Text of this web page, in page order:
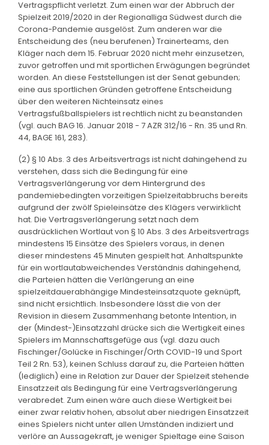
Vertragspflicht verletzt. Zum einen war der Abbruch der
Spielzeit 2019/2020 in der Regionalliga Südwest durch die
Corona-Pandemie ausgelöst. Zum anderen war die
Entscheidung des (neu berufenen) Trainerteams, den
Kläger nach dem 15. Februar 2020 nicht mehr einzusetzen,
zuvor getroffen und mit sportlichen Erwägungen begründet
worden. An diese Feststellungen ist der Senat gebunden;
eine aus sportlichen Gründen getroffene Entscheidung
über den weiteren Nichteinsatz eines
Vertragsfußballspielers ist rechtlich nicht zu beanstanden
(vgl. auch BAG 16. Januar 2018 - 7 AZR 312/16 - Rn. 35 und Rn.
44, BAGE 161, 283).
(2) § 10 Abs. 3 des Arbeitsvertrags ist nicht dahingehend zu
verstehen, dass sich die Bedingung für eine
Vertragsverlängerung vor dem Hintergrund des
pandemiebedingten vorzeitigen Spielzeitabbruchs bereits
aufgrund der zwölf Spieleinsätze des Klägers verwirklicht
hat. Die Vertragsverlängerung setzt nach dem
ausdrücklichen Wortlaut von § 10 Abs. 3 des Arbeitsvertrags
mindestens 15 Einsätze des Spielers voraus, in denen
dieser mindestens 45 Minuten gespielt hat. Anhaltspunkte
für ein wortlautabweichendes Verständnis dahingehend,
die Parteien hätten die Verlängerung an eine
spielzeitdauerabhängige Mindesteinsatzquote geknüpft,
sind nicht ersichtlich. Insbesondere lässt die von der
Revision in diesem Zusammenhang betonte Intention, in
der (Mindest-)Einsatzzahl drücke sich die Wertigkeit eines
Spielers im Mannschaftsgefüge aus (vgl. dazu auch
Fischinger/Golücke in Fischinger/Orth COVID-19 und Sport
Teil 2 Rn. 53), keinen Schluss darauf zu, die Parteien hätten
(lediglich) eine in Relation zur Dauer der Spielzeit stehende
Einsatzzeit als Bedingung für eine Vertragsverlängerung
verabredet. Zum einen wäre auch diese Wertigkeit bei
einer zwar relativ hohen, absolut aber niedrigen Einsatzzeit
eines Spielers nicht unter allen Umständen indiziert und
verlöre an Aussagekraft, je weniger Spieltage eine Saison